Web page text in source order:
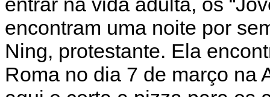
encontram uma noite por
Ning, protestante. Ela
Roma no dia 7 de março na